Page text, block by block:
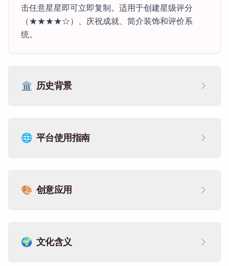
击任意星星即可立即复制。适用于创建星级评分
（★★★★☆）、庆祝成就、简介装饰和评价系
统。
🏛️ 历史背景
🌐 平台使用指南
🎨 创意应用
🌍 文化含义